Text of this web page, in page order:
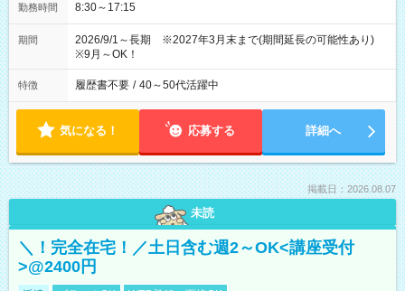
勤務時間 8:30～17:15
期間
2026/9/1～長期 ※2027年3月末まで(期間延長の可能性あり)
※9月～OK！
特徴 履歴書不要 / 40～50代活躍中
気になる！ 応募する 詳細へ
掲載日：2026.08.07
未読
＼！完全在宅！／土日含む週2～OK<講座受付
>@2400円